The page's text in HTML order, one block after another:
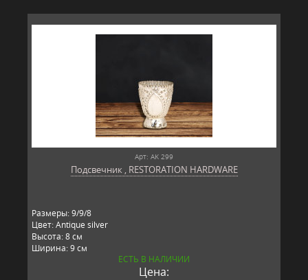
Арт: AK 299
Подсвечник , RESTORATION HARDWARE
Размеры: 9/9/8
Цвет: Antique silver
Высота: 8 см
Ширина: 9 см
ЕСТЬ В НАЛИЧИИ
Цена: